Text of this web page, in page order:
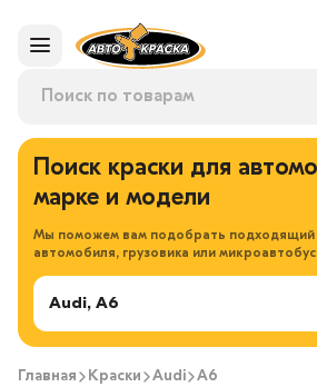
Поиск краски для
марке и модели
Мы поможем вам подобрать подходящий
автомобиля, грузовика или
Audi, A6
Главная Краски Audi A6